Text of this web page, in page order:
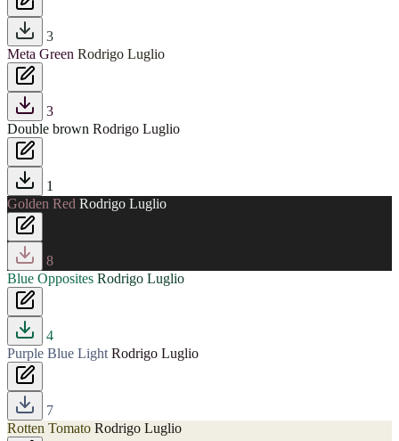
3
Meta Green Rodrigo Luglio
3
Double brown Rodrigo Luglio
1
Golden Red Rodrigo Luglio
8
Blue Opposites Rodrigo Luglio
4
Purple Blue Light Rodrigo Luglio
7
Rotten Tomato Rodrigo Luglio